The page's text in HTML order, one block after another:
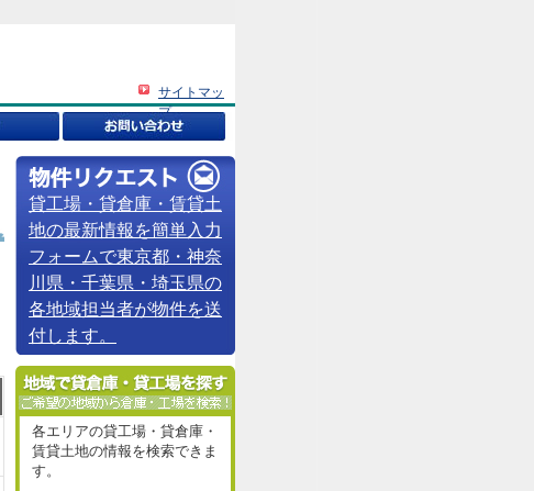
サイトマッ
プ
貸工場・貸倉庫・賃貸土
地の最新情報を簡単入力
フォームで東京都・神奈
川県・千葉県・埼玉県の
各地域担当者が物件を送
付します。
各エリアの貸工場・貸倉庫・
賃貸土地の情報を検索できま
す。